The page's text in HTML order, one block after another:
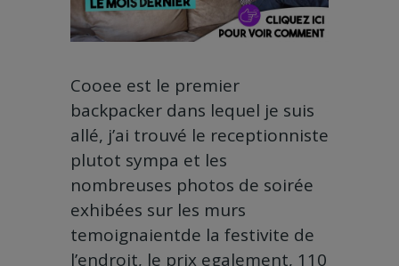
Cooee est le premier
backpacker dans lequel je suis
allé, j’ai trouvé le receptionniste
plutot sympa et les
nombreuses photos de soirée
exhibées sur les murs
temoignaientde la festivite de
l’endroit, le prix egalement, 110